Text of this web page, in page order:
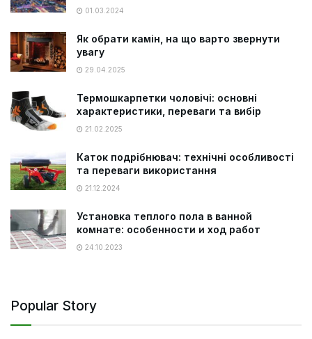
01.03.2024
Як обрати камін, на що варто звернути
увагу
29.04.2025
Термошкарпетки чоловічі: основні
характеристики, переваги та вибір
21.02.2025
Каток подрібнювач: технічні особливості
та переваги використання
21.12.2024
Установка теплого пола в ванной
комнате: особенности и ход работ
24.10.2023
Popular Story